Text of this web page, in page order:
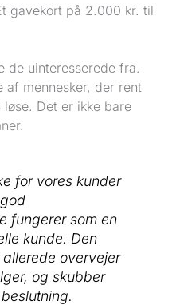
gavekort på 2.000 kr. til
de uinteresserede fra.
af mennesker, der rent
Det er ikke bare
for vores kunder
fungerer som en
kunde. Den
overvejer
og skubber